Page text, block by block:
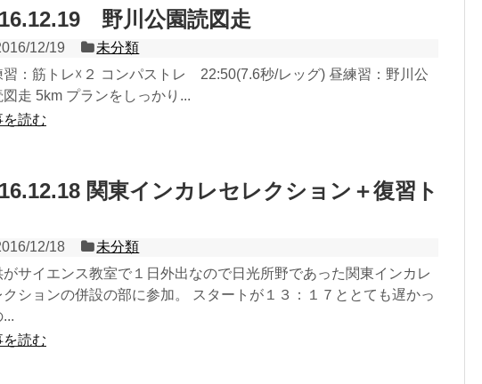
野川公園読図走
12/19
未分類
習：筋トレ☓２ コンパストレ 22:50(7.6秒/レッグ) 昼練習：野川公
図走 5km プランをしっかり...
を読む
関東インカレセレクション＋復習ト
12/18
未分類
がサイエンス教室で１日外出なので日光所野であった関東インカレ
クションの併設の部に参加。 スタートが１３：１７ととても遅かっ
を読む